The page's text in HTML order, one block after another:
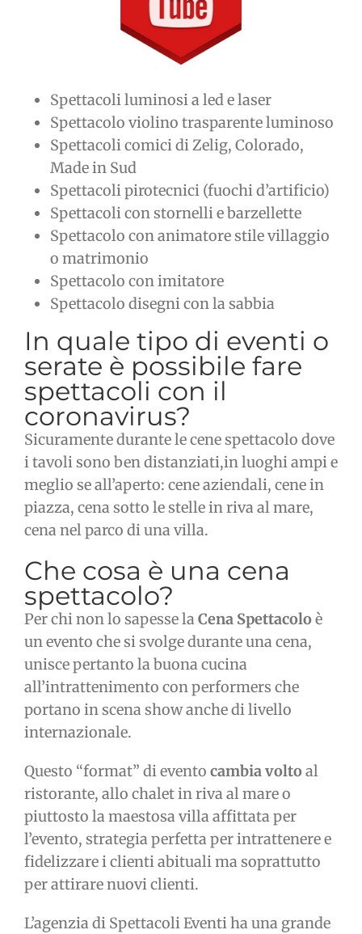
Spettacoli luminosi a led e laser
Spettacolo violino trasparente luminoso
Spettacoli comici di Zelig, Colorado,
Made in Sud
Spettacoli pirotecnici (fuochi d’artificio)
Spettacoli con stornelli e barzellette
Spettacolo con animatore stile villaggio
o matrimonio
Spettacolo con imitatore
Spettacolo disegni con la sabbia
In quale tipo di eventi o
serate è possibile fare
spettacoli con il
coronavirus?
Sicuramente durante le cene spettacolo dove
i tavoli sono ben distanziati,in luoghi ampi e
meglio se all’aperto: cene aziendali, cene in
piazza, cena sotto le stelle in riva al mare,
cena nel parco di una villa.
Che cosa è una cena
spettacolo?
Per chi non lo sapesse laCena Spettacoloè
un evento che si svolge durante una cena,
unisce pertanto la buona cucina
all’intrattenimento con performers che
portano in scena show anche di livello
internazionale.
Questo “format” di evento cambia voltoal
ristorante, allo chalet in riva al mare o
piuttosto la maestosa villa affittata per
l’evento, strategia perfetta per intrattenere e
fidelizzare i clienti abituali ma soprattutto
per attirare nuovi clienti.
L’agenzia di Spettacoli Eventi ha una grande